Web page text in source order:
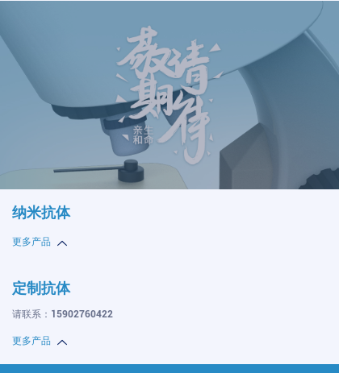
纳米抗体
更多产品
定制抗体
请联系：15902760422
更多产品